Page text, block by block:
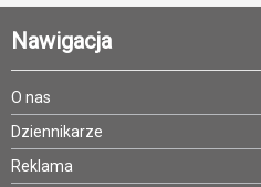
Nawigacja
O nas
Dziennikarze
Reklama